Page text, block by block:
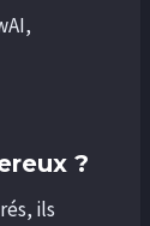
?
ils